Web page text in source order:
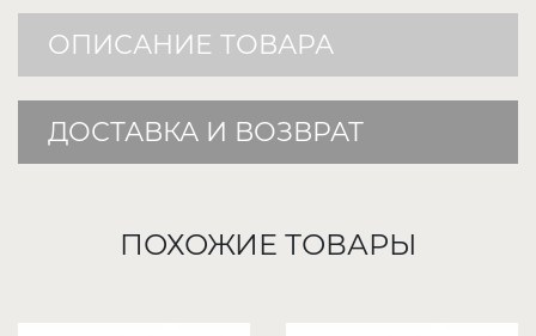
ОПИСАНИЕ ТОВАРА
ДОСТАВКА И ВОЗВРАТ
ПОХОЖИЕ ТОВАРЫ